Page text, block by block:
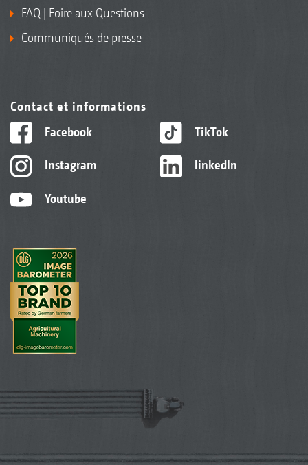
FAQ | Foire aux Questions
Communiqués de presse
Contact et informations
Facebook
Instagram
Youtube
TikTok
linkedIn